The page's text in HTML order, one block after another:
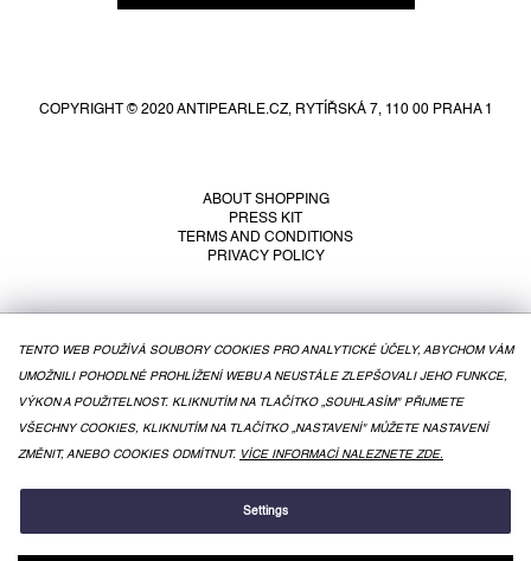
TENTO WEB POUŽÍVÁ SOUBORY COOKIES PRO ANALYTICKÉ ÚČELY, ABYCHOM VÁM
UMOŽNILI POHODLNÉ PROHLÍŽENÍ WEBU A NEUSTÁLE ZLEPŠOVALI JEHO FUNKCE,
VÝKON A POUŽITELNOST. KLIKNUTÍM NA TLAČÍTKO „SOUHLASÍM" PŘIJMETE
VŠECHNY COOKIES, KLIKNUTÍM NA TLAČÍTKO „NASTAVENÍ" MŮŽETE NASTAVENÍ
ZMĚNIT, ANEBO COOKIES ODMÍTNUT. VÍCE INFORMACÍ NALEZNETE ZDE.
Settings
COPYRIGHT © 2020 ANTIPEARLE.CZ, RYTÍŘSKÁ 7, 110 00 PRAHA 1
ABOUT SHOPPING
PRESS KIT
TERMS AND CONDITIONS
PRIVACY POLICY
CREATED BY SHOPTET